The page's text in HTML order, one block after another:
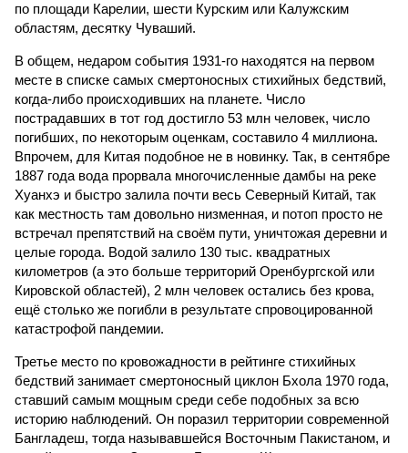
по площади Карелии, шести Курским или Калужским
областям, десятку Чуваший.
В общем, недаром события 1931-го находятся на первом
месте в списке самых смертоносных стихийных бедствий,
когда-либо происходивших на планете. Число
пострадавших в тот год достигло 53 млн человек, число
погибших, по некоторым оценкам, составило 4 миллиона.
Впрочем, для Китая подобное не в новинку. Так, в сентябре
1887 года вода прорвала многочисленные дамбы на реке
Хуанхэ и быстро залила почти весь Северный Китай, так
как местность там довольно низменная, и потоп просто не
встречал препятствий на своём пути, уничтожая деревни и
целые города. Водой залило 130 тыс. квадратных
километров (а это больше территорий Оренбургской или
Кировской областей), 2 млн человек остались без крова,
ещё столько же погибли в результате спровоцированной
катастрофой пандемии.
Третье место по кровожадности в рейтинге стихийных
бедствий занимает смертоносный циклон Бхола 1970 года,
ставший самым мощным среди себе подобных за всю
историю наблюдений. Он поразил территории современной
Бангладеш, тогда называвшейся Восточным Пакистаном, и